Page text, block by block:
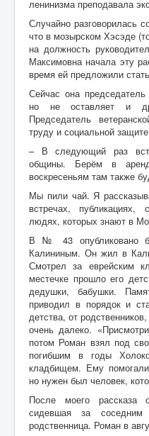
ленинизма преподавала
Случайно разговорилась
что в мозырском Хэсэде
на должность
Максимовна начала эту
время ей предложили
Сейчас она
но не оставляет и
Председатель
труду и социальной
– В следующий раз
общины. Берём в
воскресеньям там также
Мы пили чай. Я
встречах,
людях, которых знают в
В № 43 опубликовано
Калининым. Он жил в
Смотрел за еврейским
местечке прошло его
дедушки, бабушки.
приводил в порядок и
детства, от
очень далеко.
потом Роман взял под
погибшим в годы
кладбищем. Ему помогали
но нужен был человек,
После моего рассказа
сидевшая за
родственница. Роман в